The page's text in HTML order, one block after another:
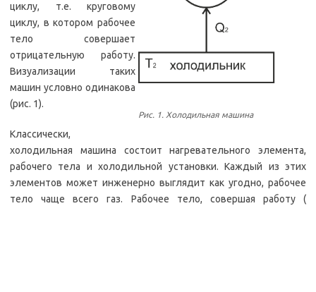
Рис. 1. Холодильная машина
циклу, т.е. круговому
циклу, в котором рабочее
тело совершает
отрицательную работу.
Визуализации таких
машин условно одинакова
(рис. 1).
Классически,
холодильная машина состоит нагревательного элемента,
рабочего тела и холодильной установки. Каждый из этих
элементов может инженерно выглядит как угодно, рабочее
тело чаще всего газ. Рабочее тело, совершая работу (